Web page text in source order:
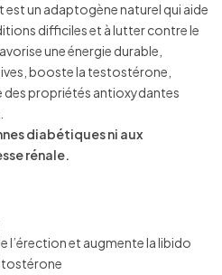
est un adaptogène naturel qui aide
difficiles et à lutter contre le
une énergie durable,
booste la testostérone,
des propriétés antioxydantes
diabétiques ni aux
rénale.
l’érection et augmente la libido